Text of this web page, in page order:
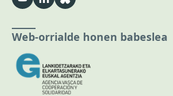
Web-orrialde honen babeslea